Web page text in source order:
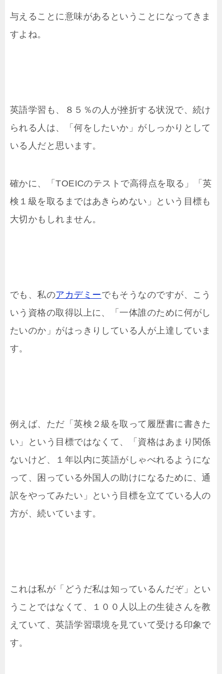
与えることに意味があるということになってきま
すよね。
英語学習も、８５％の人が挫折する状況で、続け
られる人は、「何をしたいか」がしっかりとして
いる人だと思います。
確かに、「TOEICのテストで高得点を取る」「英
検１級を取るまではあきらめない」という目標も
大切かもしれません。
でも、私のアカデミーでもそうなのですが、こう
いう資格の取得以上に、「一体誰のために何がし
たいのか」がはっきりしている人が上達していま
す。
例えば、ただ「英検２級を取って履歴書に書きた
い」という目標ではなくて、「資格はあまり関係
ないけど、１年以内に英語がしゃべれるようにな
って、困っている外国人の助けになるために、通
訳をやってみたい」という目標を立てている人の
方が、続いています。
これは私が「どうだ私は知っているんだぞ」とい
うことではなくて、１００人以上の生徒さんを教
えていて、英語学習環境を見ていて受ける印象で
す。